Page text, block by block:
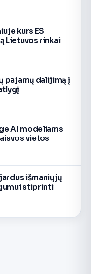
kurs ES
Lietuvos rinkai
pajamų dalijimą į
AI modeliams
vietos
išmaniųjų
stiprinti